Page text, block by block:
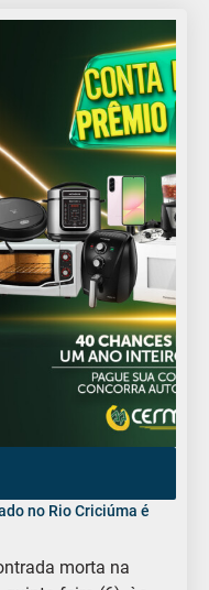
no Rio Criciúma é
morta na